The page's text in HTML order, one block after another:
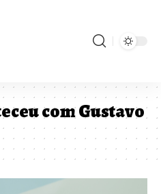
com Gustavo